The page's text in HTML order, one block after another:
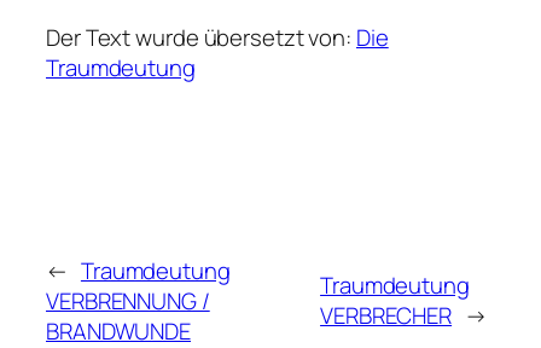
Der Text wurde übersetzt von: Die
Traumdeutung
← Traumdeutung
VERBRENNUNG /
BRANDWUNDE
Traumdeutung
VERBRECHER →